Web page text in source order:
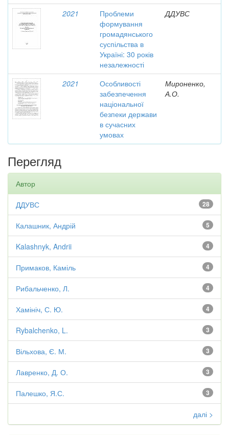
2021
Проблеми
формування
громадянського
суспільства в
Україні: 30 років
незалежності
ДДУВС
2021
Особливості
забезпечення
національної
безпеки держави
в сучасних
умовах
Мироненко,
А.О.
Перегляд
Автор
28
ДДУВС
5
Калашник, Андрій
4
Kalashnyk, Andrii
4
Примаков, Каміль
4
Рибальченко, Л.
4
Хамініч, С. Ю.
3
Rybalchenko, L.
3
Вільхова, Є. М.
3
Лавренко, Д. О.
3
Палешко, Я.С.
далі >